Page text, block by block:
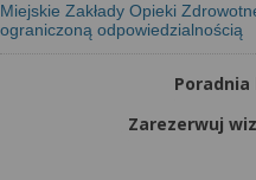
Miejskie Zakłady Opieki
ograniczoną odpowiedzialnością
Poradnia
Zarezerwuj